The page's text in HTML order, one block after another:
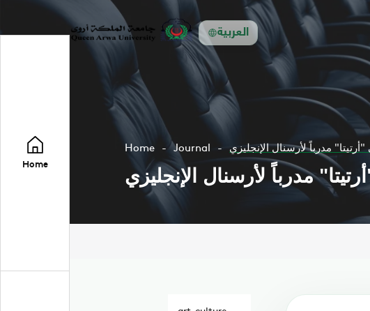
العربية
Home
Home Journal مدرباً لأرسنال الإنجليزي
مدرباً لأرسنال الإنجليزي